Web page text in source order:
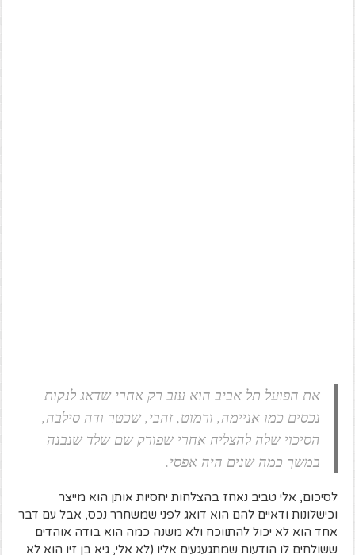
את הפועל תל אביב הוא עזב רק אחרי שדאג לנקות
נכסים כמו אניימה, ורמוט, זהבי, שכטר ודה סילבה,
הסיכוי שלה להצליח אחרי שפורק שם שלד שנבנה
במשך כמה שנים היה אפסי.
לסיכום, אלי טביב נאחז בהצלחות יחסיות אותן הוא מייצר
וכישלונות ודאיים להם הוא דואג לפני שמשחרר נכס, אבל עם דבר
אחד הוא לא יכול להתווכח ולא משנה כמה הוא בודה אוהדים
ששולחים לו הודעות שמתגעגעים אליו (לא אלי, גיא בן זיו הוא לא